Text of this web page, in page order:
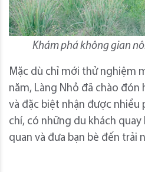
Khám phá không gian
Mặc dù chỉ mới thử nghiệm
năm, Làng Nhỏ đã chào
và đặc biệt nhận được nhiều
chí, có những du khách quay
quan và đưa bạn bè đến trải